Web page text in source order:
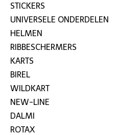
STICKERS
UNIVERSELE ONDERDELEN
HELMEN
RIBBESCHERMERS
KARTS
BIREL
WILDKART
NEW-LINE
DALMI
ROTAX